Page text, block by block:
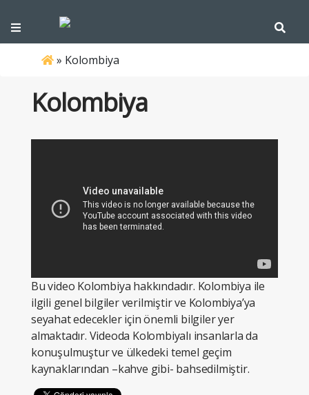
» Kolombiya
Kolombiya
Bu video Kolombiya hakkındadır. Kolombiya ile
ilgili genel bilgiler verilmiştir ve Kolombiya’ya
seyahat edecekler için önemli bilgiler yer
almaktadır. Videoda Kolombiyalı insanlarla da
konuşulmuştur ve ülkedeki temel geçim
kaynaklarından –kahve gibi- bahsedilmiştir.